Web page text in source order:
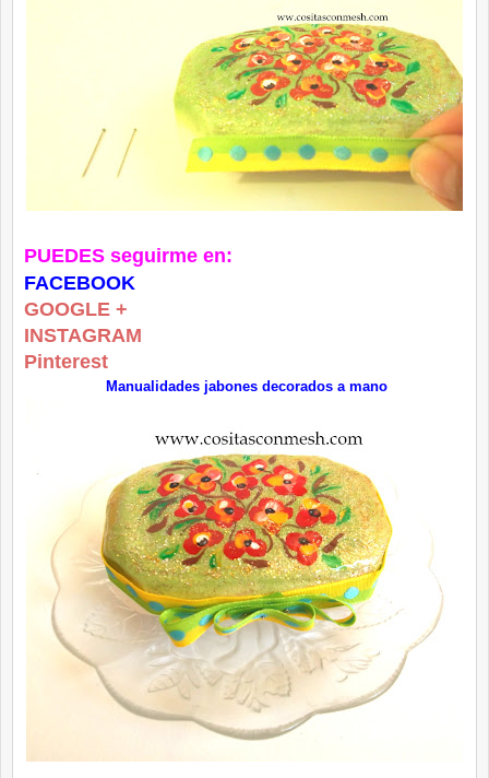
PUEDES seguirme en:
FACEBOOK
GOOGLE +
INSTAGRAM
Pinterest
Manualidades jabones decorados a mano